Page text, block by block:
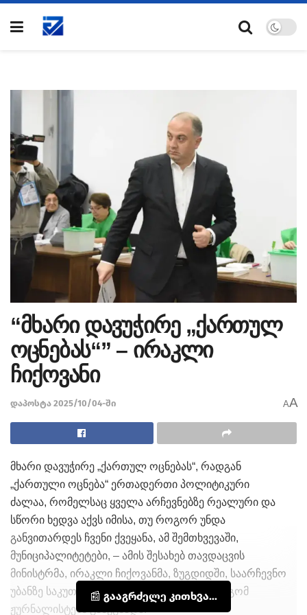
“მხარი დავუჭირე „ქართულ
ოცნებას“” – ირაკლი
ჩიქოვანი
დაპოსტა 2025/10/04-ში AA
მხარი დავუჭირე „ქართულ ოცნებას“, რადგან
„ქართული ოცნება“ ერთადერთი პოლიტიკური
ძალაა, რომელსაც ყველა არჩევნებზე რეალური და
სწორი ხედვა აქვს იმისა, თუ როგორ უნდა
განვითარდეს ჩვენი ქვეყანა, ამ შემთხვევაში,
მუნიციპალიტეტები, – ამის შესახებ თავდაცვის
მინისტრმა, ირაკლი ჩიქოვანმა, ზუგდიდში, საარჩევნო
უბანზე საკუთარი ხმის დაფიქსირების შემდგომ
ჟურნალისტებს განუცხადა.
📰 გააგრძელე კითხვა...